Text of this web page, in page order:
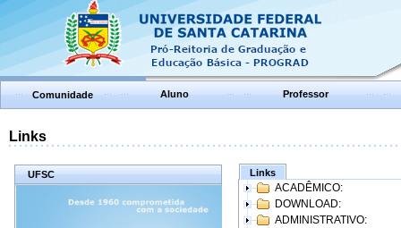
Comunidade Aluno Professor
Links
UFSC Links
ACADÊMICO:
DOWNLOAD:
ADMINISTRATIVO: